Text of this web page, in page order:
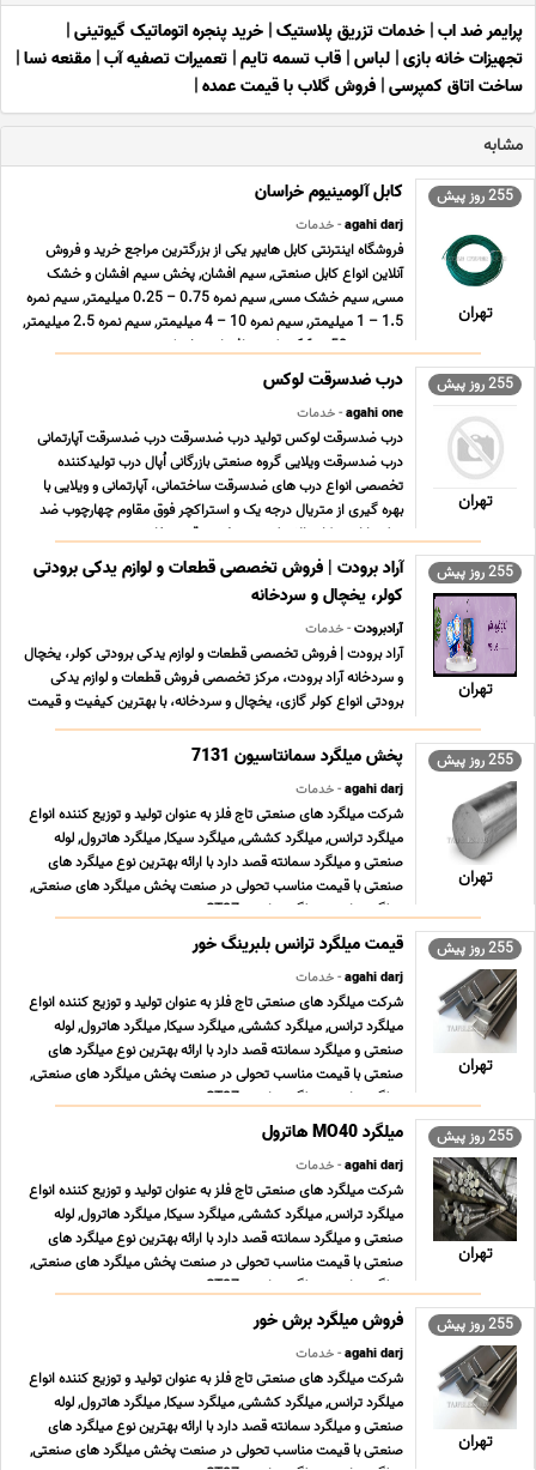
پرایمر ضد اب| خدمات تزریق پلاستیک| خرید پنجره اتوماتیک گیوتینی|
تجهیزات خانه بازی| لباس| قاب تسمه تایم| تعمیرات تصفیه آب| مقنعه نسا|
ساخت اتاق کمپرسی| فروش گلاب با قیمت عمده|
مشابه
255 روز پیش
تهران
کابل آلومینیوم خراسان
agahi darj- خدمات
فروشگاه اینترنتی کابل هایپر یکی از بزرگترین مراجع خرید و فروش
آنلاین انواع کابل صنعتی, سیم افشان, پخش سیم افشان و خشک
مسی, سیم خشک مسی, سیم نمره 0.75 – 0.25 میلیمتر, سیم نمره
1.5 – 1 میلیمتر, سیم نمره 10 – 4 میلیمتر, سیم نمره 2.5 میلیمتر,
سیم نمره 50 – 16 میلیمتر افشان و خشک زمین ... ...
255 روز پیش
تهران
درب ضدسرقت لوکس
agahi one- خدمات
درب ضدسرقت لوکس تولید درب ضدسرقت درب ضدسرقت آپارتمانی
درب ضدسرقت ویلایی گروه صنعتی بازرگانی اُپال درب تولیدکننده
تخصصی انواع درب های ضدسرقت ساختمانی، آپارتمانی و ویلایی با
بهره گیری از متریال درجه یک و استراکچر فوق مقاوم چهارچوب ضد
دیلم با استحکام بالا تولید درب ضدسرقت سفارش ... ...
255 روز پیش
تهران
آراد برودت | فروش تخصصی قطعات و لوازم یدکی برودتی
کولر، یخچال و سردخانه
آرادبرودت- خدمات
آراد برودت | فروش تخصصی قطعات و لوازم یدکی برودتی کولر، یخچال
و سردخانه آراد برودت، مرکز تخصصی فروش قطعات و لوازم یدکی
برودتی انواع کولر گازی، یخچال و سردخانه، با بهترین کیفیت و قیمت
مناسب در تهران. محصولات و خدمات ما کمپرسور کولر گازی، یخچال،
سردخانه و خودرو پمپ وکیوم و تعمیر ان ... ...
255 روز پیش
تهران
agahi darj- خدمات
شرکت میلگرد های صنعتی تاج فلز به عنوان تولید و توزیع کننده انواع
میلگرد ترانس, میلگرد کششی, میلگرد سیکا, میلگرد هاترول, لوله
صنعتی و میلگرد سمانته قصد دارد با ارائه بهترین نوع میلگرد های
صنعتی با قیمت مناسب تحولی در صنعت پخش میلگرد های صنعتی,
میلگرد ترانس, میلگرد ترانسی ST37 , می ... ...
255 روز پیش
تهران
agahi darj- خدمات
شرکت میلگرد های صنعتی تاج فلز به عنوان تولید و توزیع کننده انواع
میلگرد ترانس, میلگرد کششی, میلگرد سیکا, میلگرد هاترول, لوله
صنعتی و میلگرد سمانته قصد دارد با ارائه بهترین نوع میلگرد های
صنعتی با قیمت مناسب تحولی در صنعت پخش میلگرد های صنعتی,
میلگرد ترانس, میلگرد ترانسی ST37 , می ... ...
255 روز پیش
تهران
agahi darj- خدمات
شرکت میلگرد های صنعتی تاج فلز به عنوان تولید و توزیع کننده انواع
میلگرد ترانس, میلگرد کششی, میلگرد سیکا, میلگرد هاترول, لوله
صنعتی و میلگرد سمانته قصد دارد با ارائه بهترین نوع میلگرد های
صنعتی با قیمت مناسب تحولی در صنعت پخش میلگرد های صنعتی,
میلگرد ترانس, میلگرد ترانسی ST37 , می ... ...
255 روز پیش
تهران
agahi darj- خدمات
شرکت میلگرد های صنعتی تاج فلز به عنوان تولید و توزیع کننده انواع
میلگرد ترانس, میلگرد کششی, میلگرد سیکا, میلگرد هاترول, لوله
صنعتی و میلگرد سمانته قصد دارد با ارائه بهترین نوع میلگرد های
صنعتی با قیمت مناسب تحولی در صنعت پخش میلگرد های صنعتی,